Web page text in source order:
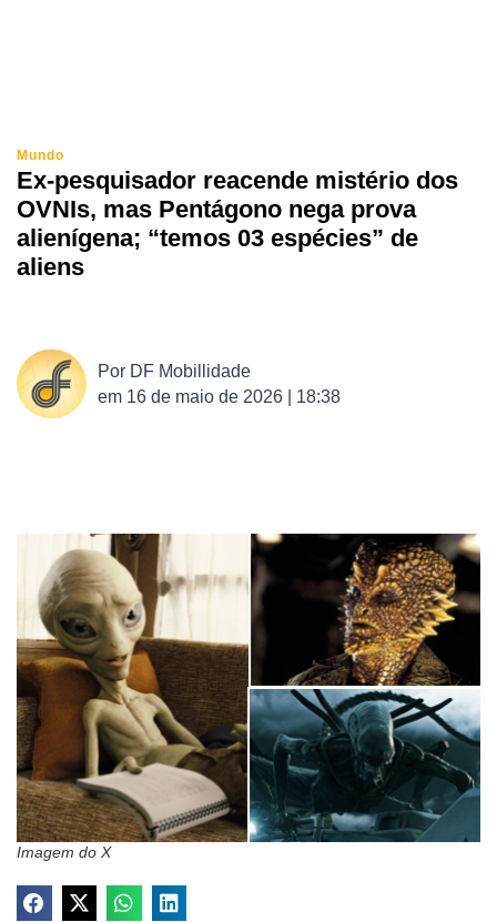
Mundo
Ex-pesquisador reacende mistério dos
OVNIs, mas Pentágono nega prova
alienígena; “temos 03 espécies” de
aliens
Por DF Mobillidade
em 16 de maio de 2026 | 18:38
Imagem do X